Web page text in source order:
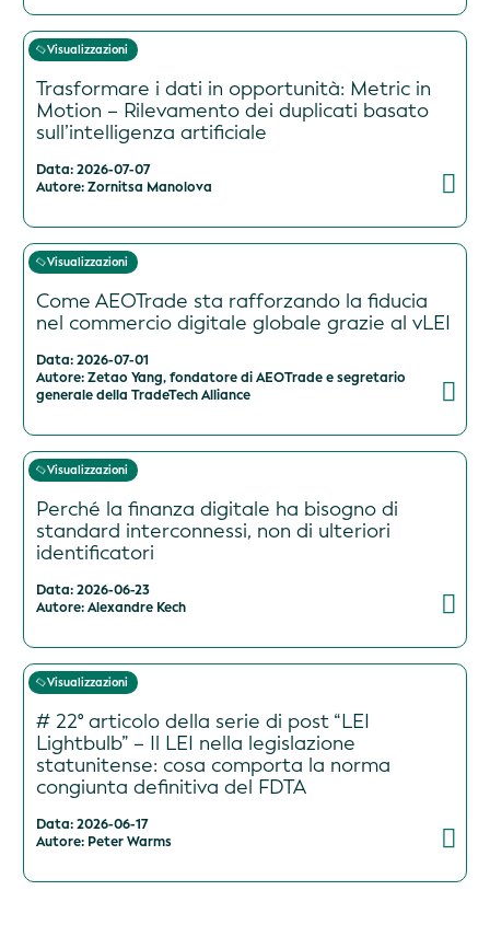
Visualizzazioni
Trasformare i dati in opportunità: Metric in
Motion – Rilevamento dei duplicati basato
sull’intelligenza artificiale
Data: 2026-07-07
Autore: Zornitsa Manolova
Visualizzazioni
Come AEOTrade sta rafforzando la fiducia
nel commercio digitale globale grazie al vLEI
Data: 2026-07-01
Autore: Zetao Yang, fondatore di AEOTrade e segretario
generale della TradeTech Alliance
Visualizzazioni
Perché la finanza digitale ha bisogno di
standard interconnessi, non di ulteriori
identificatori
Data: 2026-06-23
Autore: Alexandre Kech
Visualizzazioni
# 22° articolo della serie di post “LEI
Lightbulb” – Il LEI nella legislazione
statunitense: cosa comporta la norma
congiunta definitiva del FDTA
Data: 2026-06-17
Autore: Peter Warms